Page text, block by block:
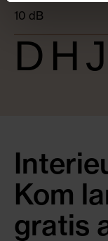
10 dB
DHJ
Kom
gratis